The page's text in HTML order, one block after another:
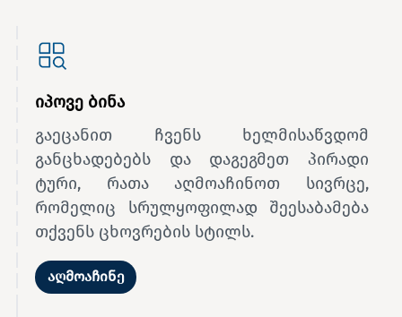
იპოვე ბინა
გაეცანით ჩვენს ხელმისაწვდომ
განცხადებებს და დაგეგმეთ პირადი
ტური, რათა აღმოაჩინოთ სივრცე,
რომელიც სრულყოფილად შეესაბამება
თქვენს ცხოვრების სტილს.
აღმოაჩინე